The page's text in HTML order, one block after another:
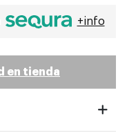
+info
en tienda